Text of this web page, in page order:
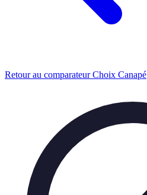
Retour au comparateur Choix Canapé